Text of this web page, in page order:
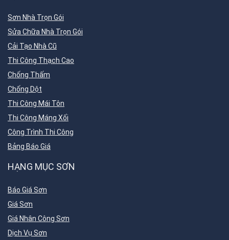
Sơn Nhà Trọn Gói
Sửa Chữa Nhà Trọn Gói
Cải Tạo Nhà Cũ
Thi Công Thạch Cao
Chống Thấm
Chống Dột
Thi Công Mái Tôn
Thi Công Máng Xối
Công Trình Thi Công
Bảng Báo Giá
HẠNG MỤC SƠN
Báo Giá Sơn
Giá Sơn
Giá Nhân Công Sơn
Dịch Vụ Sơn